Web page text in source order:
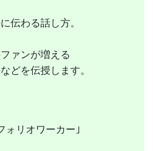
伝わる話し方。
ァンが増える
どを伝授します。
ォリオワーカー｣